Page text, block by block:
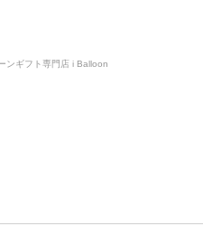
ギフト専門店 i Balloon